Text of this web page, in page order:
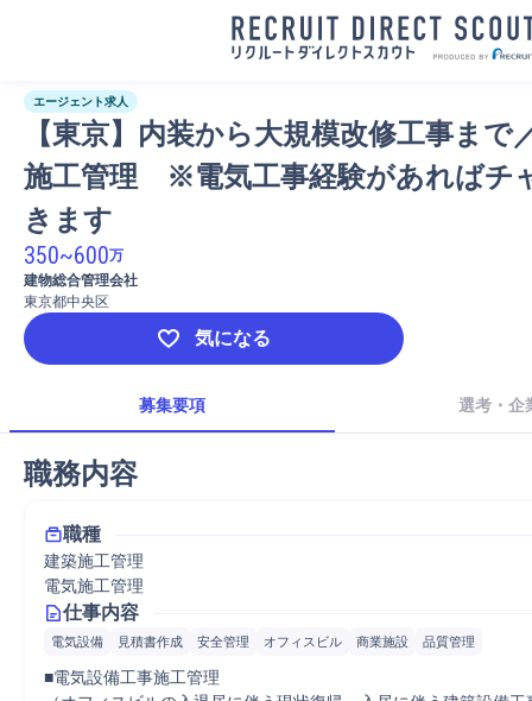
エージェント求人
【東京】内装から大規模改修工事まで
施工管理　※電気工事経験があればチ
きます
350~600万
建物総合管理会社
東京都中央区
気になる
募集要項 選考・企
職務内容
職種
建築施工管理
電気施工管理
仕事内容
電気設備 見積書作成 安全管理 オフィスビル 商業施設 品質管理
■電気設備工事施工管理